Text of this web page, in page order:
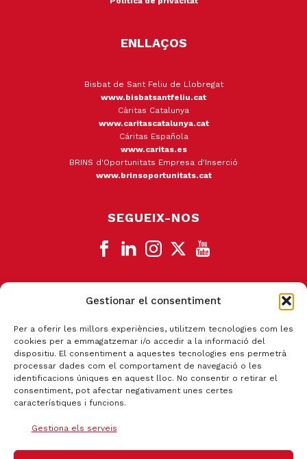
Gestionar el consentiment
Per a oferir les millors experiències, utilitzem tecnologies com les
cookies per a emmagatzemar i/o accedir a la informació del
dispositiu. El consentiment a aquestes tecnologies ens permetrà
processar dades com el comportament de navegació o les
identificacions úniques en aquest lloc. No consentir o retirar el
consentiment, pot afectar negativament unes certes
característiques i funcions.
Gestiona els serveis
ENLLAÇOS
Bisbat de Sant Feliu de Llobregat
www.bisbatsantfeliu.cat
Càritas Catalunya
www.caritascatalunya.cat
Cáritas Española
www.caritas.es
BRINS d'Oportunitats Empresa d'Inserció
www.brinsoportunitats.cat
SEGUEIX-NOS
CANAL DE DENÚNCIA